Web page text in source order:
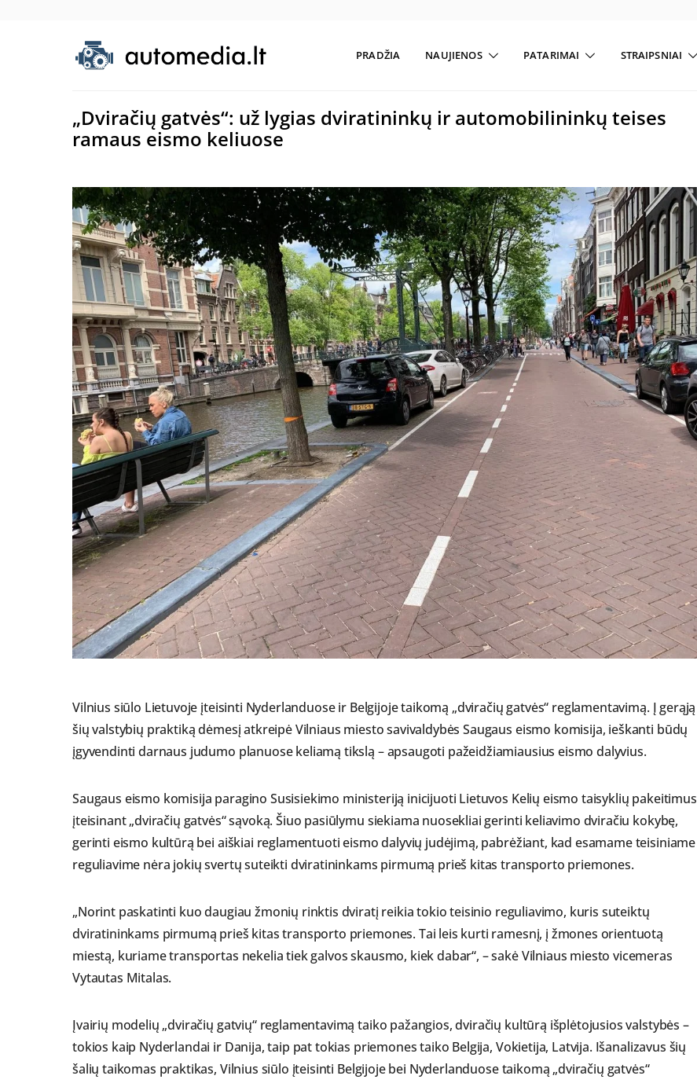
PRADŽIA NAUJIENOS PATARIMAI STRAIPSNIAI
„Dviračių gatvės“: už lygias dviratininkų ir automobilininkų teises
ramaus eismo keliuose
Vilnius siūlo Lietuvoje įteisinti Nyderlanduose ir Belgijoje taikomą „dviračių gatvės“ reglamentavimą. Į gerąją
šių valstybių praktiką dėmesį atkreipė Vilniaus miesto savivaldybės Saugaus eismo komisija, ieškanti būdų
įgyvendinti darnaus judumo planuose keliamą tikslą – apsaugoti pažeidžiamiausius eismo dalyvius.
Saugaus eismo komisija paragino Susisiekimo ministeriją inicijuoti Lietuvos Kelių eismo taisyklių pakeitimus
įteisinant „dviračių gatvės“ sąvoką. Šiuo pasiūlymu siekiama nuosekliai gerinti keliavimo dviračiu kokybę,
gerinti eismo kultūrą bei aiškiai reglamentuoti eismo dalyvių judėjimą, pabrėžiant, kad esamame teisiniame
reguliavime nėra jokių svertų suteikti dviratininkams pirmumą prieš kitas transporto priemones.
„Norint paskatinti kuo daugiau žmonių rinktis dviratį reikia tokio teisinio reguliavimo, kuris suteiktų
dviratininkams pirmumą prieš kitas transporto priemones. Tai leis kurti ramesnį, į žmones orientuotą
miestą, kuriame transportas nekelia tiek galvos skausmo, kiek dabar“, – sakė Vilniaus miesto vicemeras
Vytautas Mitalas.
Įvairių modelių „dviračių gatvių“ reglamentavimą taiko pažangios, dviračių kultūrą išplėtojusios valstybės –
tokios kaip Nyderlandai ir Danija, taip pat tokias priemones taiko Belgija, Vokietija, Latvija. Išanalizavus šių
šalių taikomas praktikas, Vilnius siūlo įteisinti Belgijoje bei Nyderlanduose taikomą „dviračių gatvės“